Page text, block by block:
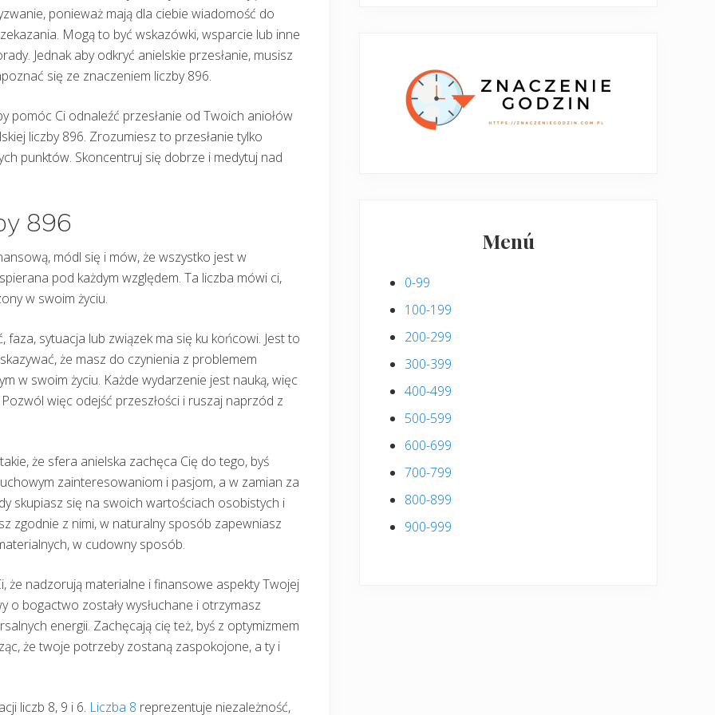
ponieważ mają dla ciebie wiadomość do
Mogą to być wskazówki, wsparcie lub inne
Jednak aby odkryć anielskie przesłanie, musisz
się ze znaczeniem liczby 896.
pomóc Ci odnaleźć przesłanie od Twoich aniołów
liczby 896. Zrozumiesz to przesłanie tylko
punktów. Skoncentruj się dobrze i medytuj nad
896
módl się i mów, że wszystko jest w
pod każdym względem. Ta liczba mówi ci,
w swoim życiu.
sytuacja lub związek ma się ku końcowi. Jest to
że masz do czynienia z problemem
w swoim życiu. Każde wydarzenie jest nauką, więc
więc odejść przeszłości i ruszaj naprzód z
że sfera anielska zachęca Cię do tego, byś
zainteresowaniom i pasjom, a w zamian za
skupiasz się na swoich wartościach osobistych i
zgodnie z nimi, w naturalny sposób zapewniasz
w cudowny sposób.
że nadzorują materialne i finansowe aspekty Twojej
o bogactwo zostały wysłuchane i otrzymasz
energii. Zachęcają cię też, byś z optymizmem
że twoje potrzeby zostaną zaspokojone, a ty i
liczb 8, 9 i 6. Liczba 8 reprezentuje niezależność,
Menú
0-99
100-199
200-299
300-399
400-499
500-599
600-699
700-799
800-899
900-999